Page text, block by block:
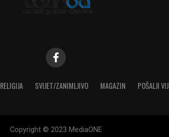
RELIGIJA SVIJET/ZANIMLJIVO MAGAZIN POŠALJI
Copyright © 2023 MediaONE